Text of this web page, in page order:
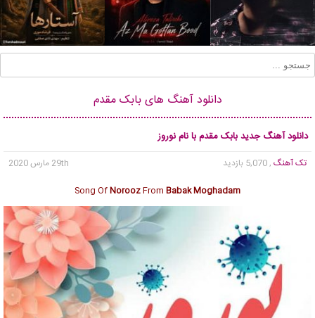
دانلود آهنگ های بابک مقدم
دانلود آهنگ جدید بابک مقدم با نام نوروز
تک آهنگ , 5,070 بازدید
29th مارس 2020
Song OfNoroozFrom Babak Moghadam